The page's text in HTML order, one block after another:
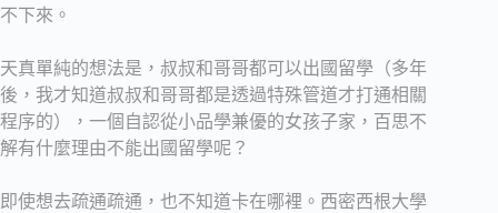
不下來。
天真單純的想法是，叔叔和哥哥都可以出國留學（多年
後，我才知道叔叔和哥哥都是透過特殊管道才打通相關
程序的），一個自認從小品學兼優的女孩子家，百思不
解有什麼理由不能出國留學呢？
即使想去疏通疏通，也不知道卡在哪裡。西密西根大學